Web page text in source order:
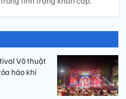
Võ thuật
hào khí